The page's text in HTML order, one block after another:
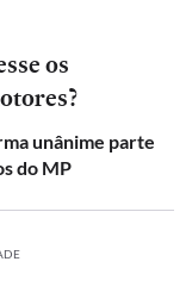
os
unânime parte
do MP